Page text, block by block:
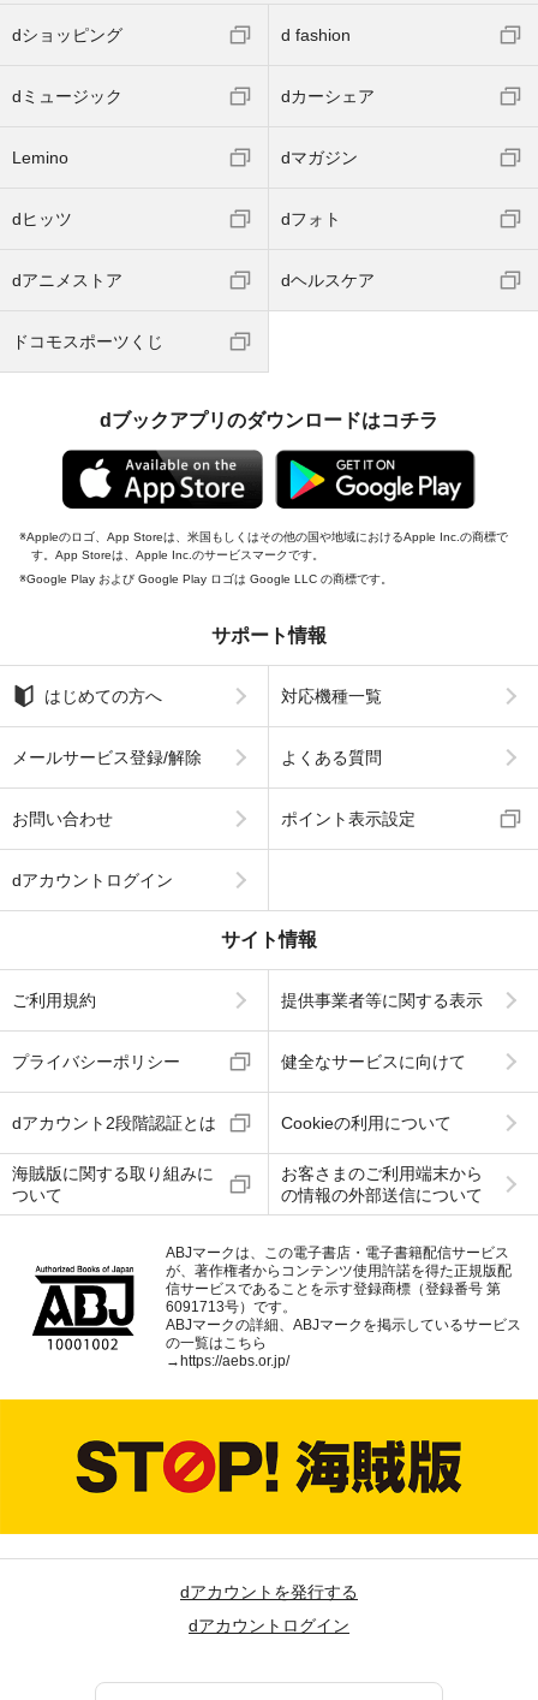
dショッピング d fashion
dミュージック dカーシェア
Lemino dマガジン
dヒッツ dフォト
dアニメストア dヘルスケア
ドコモスポーツくじ
dブックアプリのダウンロードはコチラ
Appleのロゴ、App Storeは、米国もしくはその他の国や地域におけるApple Inc.の商標で
す。App Storeは、Apple Inc.のサービスマークです。
Google Play および Google Play ロゴは Google LLC の商標です。
サポート情報
はじめての方へ 対応機種一覧
メールサービス登録/解除 よくある質問
お問い合わせ ポイント表示設定
dアカウントログイン
サイト情報
ご利用規約 提供事業者等に関する表示
プライバシーポリシー 健全なサービスに向けて
dアカウント2段階認証とは Cookieの利用について
海賊版に関する取り組みに
ついて
お客さまのご利用端末から
の情報の外部送信について
ABJマークは、この電子書店・電子書籍配信サービス
が、著作権者からコンテンツ使用許諾を得た正規版配
信サービスであることを示す登録商標（登録番号 第
6091713号）です。
ABJマークの詳細、ABJマークを掲示しているサービス
の一覧はこちら
→ https://aebs.or.jp/
dアカウントを発行する
dアカウントログイン